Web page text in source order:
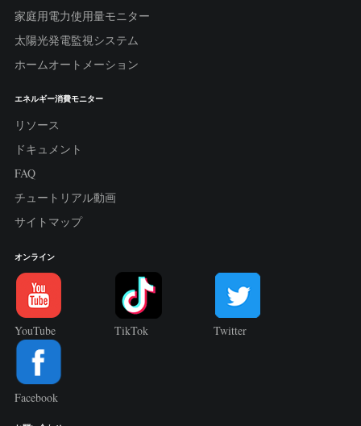
家庭用電力使用量モニター
太陽光発電監視システム
ホームオートメーション
エネルギー消費モニター
リソース
ドキュメント
FAQ
チュートリアル動画
サイトマップ
オンライン
YouTube TikTok Twitter
Facebook